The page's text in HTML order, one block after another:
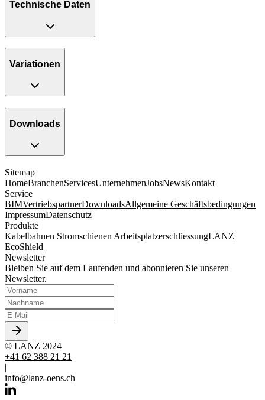
Technische Daten
Variationen
Downloads
Sitemap
HomeBranchenServicesUnternehmenJobsNewsKontakt
Service
BIMVertriebspartnerDownloadsAllgemeine Geschäftsbedingungen
ImpressumDatenschutz
Produkte
Kabelbahnen Stromschienen ArbeitsplatzerschliessungLANZ
EcoShield
Newsletter
Bleiben Sie auf dem Laufenden und abonnieren Sie unseren
Newsletter.
© LANZ 2024
+41 62 388 21 21
|
info@lanz-oens.ch